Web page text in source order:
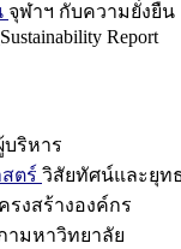
จุฬาฯ กับความยั่งยืน
Sustainability Report
ริหาร
ตร์ วิสัยทัศน์และยุท
รงสร้างองค์กร
ามหาวิทยาลัย